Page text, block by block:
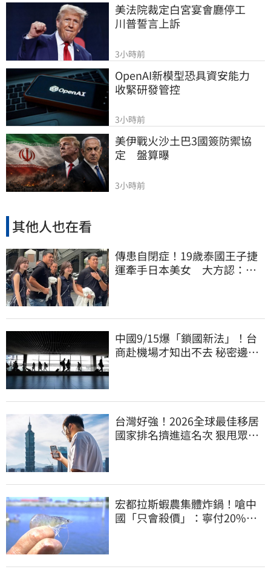
美法院裁定白宮宴會廳停工
川普誓言上訴
3小時前
OpenAI新模型恐具資安能力
收緊研發管控
3小時前
美伊戰火沙土巴3國簽防禦協
定　盤算曝
3小時前
其他人也在看
傳患自閉症！19歲泰國王子捷
運牽手日本美女 大方認：
中國9/15爆「鎖國新法」！台
商赴機場才知出不去 秘密邊控
台灣好強！2026全球最佳移居
國家排名擠進這名次 狠甩眾多
宏都拉斯蝦農集體炸鍋！嗆中
國「只會殺價」：寧付20%關